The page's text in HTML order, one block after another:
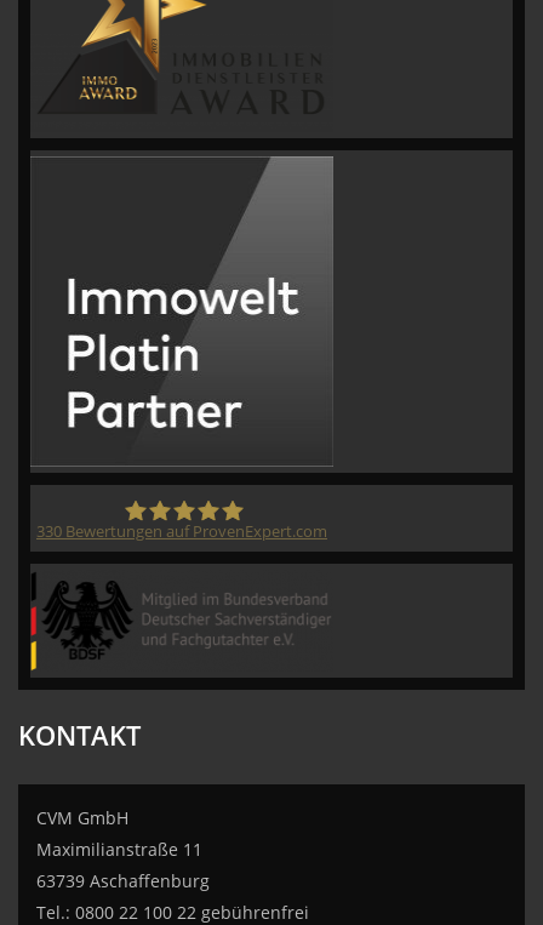
330 Bewertungen auf ProvenExpert.com
KONTAKT
CVM GmbH
Maximilianstraße 11
63739 Aschaffenburg
Tel.: 0800 22 100 22 gebührenfrei